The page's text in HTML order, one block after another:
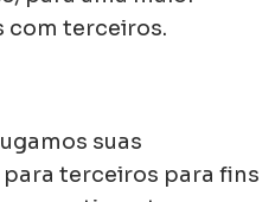
com terceiros.
suas
terceiros para fins